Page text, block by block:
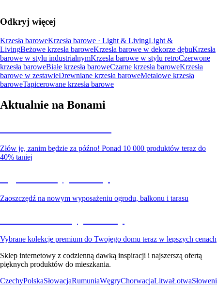
Odkryj więcej
Krzesła baroweKrzesła barowe · Light & LivingLight &
LivingBeżowe krzesła baroweKrzesła barowe w dekorze dębuKrzesła
barowe w stylu industrialnymKrzesła barowe w stylu retroCzerwone
krzesła baroweBiałe krzesła baroweCzarne krzesła baroweKrzesła
barowe w zestawieDrewniane krzesła baroweMetalowe krzesła
baroweTapicerowane krzesła barowe
Aktualnie na Bonami
Złów je, zanim będzie za późno! Ponad 10 000 produktów teraz do
40% taniej
Zaoszczędź na nowym wyposażeniu ogrodu, balkonu i tarasu
Vybrane kolekcje premium do Twojego domu teraz w lepszych cenach
Sklep internetowy z codzienną dawką inspiracji i najszerszą ofertą
pięknych produktów do mieszkania.
CzechyPolskaSłowacjaRumuniaWęgryChorwacjaLitwaŁotwa